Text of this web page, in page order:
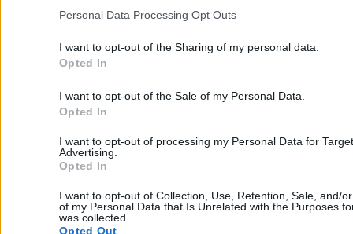
Personal Data Processing Opt Outs
I want to opt-out of the Sharing of my personal data.
Opted In
I want to opt-out of the Sale of my Personal Data.
Opted In
I want to opt-out of processing my Personal Data for
Advertising.
Opted In
I want to opt-out of Collection, Use, Retention, Sale, and/
of my Personal Data that Is Unrelated with the Purposes
was collected.
Opted Out